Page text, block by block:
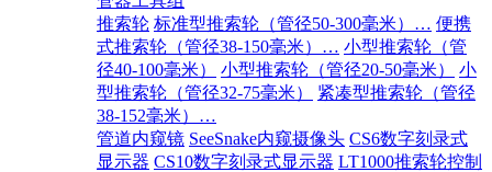
推索轮 标准型推索轮（管径50-300毫米）… 便携
式推索轮（管径38-150毫米）… 小型推索轮（管
径40-100毫米）
小型推索轮（管径20-50毫米）
小
型推索轮（管径32-75毫米）
紧凑型推索轮（管径
38-152毫米）…
管道内窥镜 SeeSnake内窥摄像头 CS6数字刻录式
显示器 CS10数字刻录式显示器 LT1000推索轮控制